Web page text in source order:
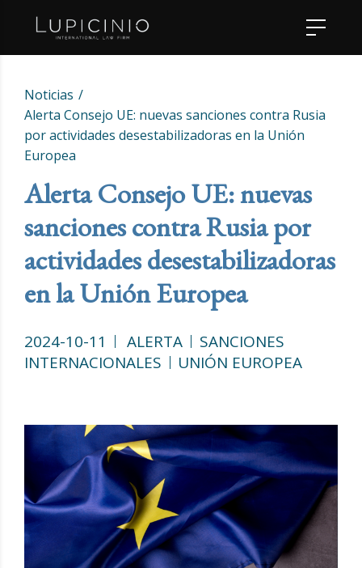
Noticias
Alerta Consejo UE: nuevas sanciones contra Rusia
por actividades desestabilizadoras en la Unión
Europea
Alerta Consejo UE: nuevas
sanciones contra Rusia por
actividades desestabilizadoras
en la Unión Europea
2024-10-11 ALERTA
SANCIONES
INTERNACIONALES
UNIÓN EUROPEA